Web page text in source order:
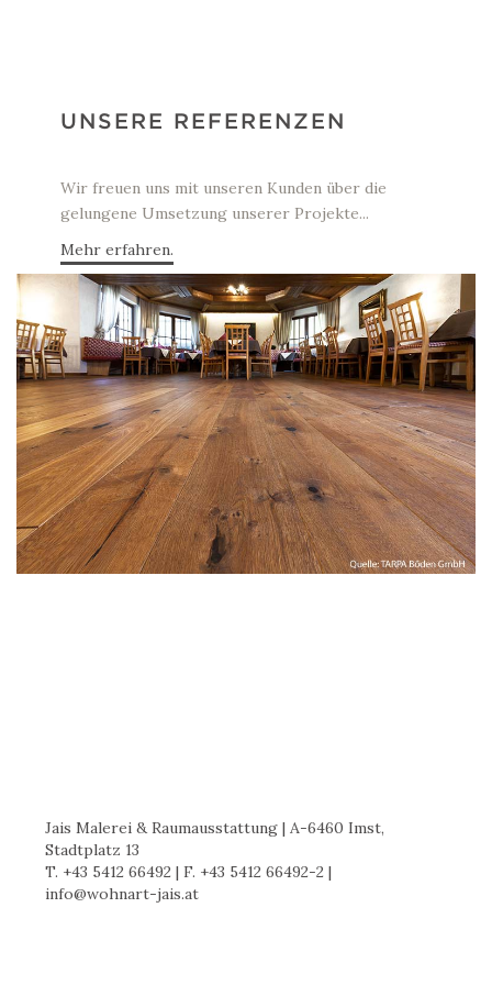
UNSERE REFERENZEN
Wir freuen uns mit unseren Kunden über die
gelungene Umsetzung unserer Projekte...
Mehr erfahren.
Jais Malerei & Raumausstattung | A-6460 Imst,
Stadtplatz 13
T. +43 5412 66492 | F. +43 5412 66492-2 |
info@wohnart-jais.at